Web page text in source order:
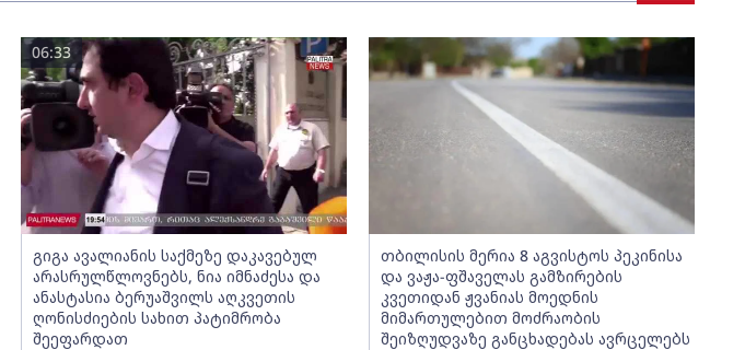
გიგა ავალიანის საქმეზე დაკავებულ
არასრულწლოვნებს, ნია იმნაძესა და
ანასტასია ბერუაშვილს აღკვეთის
ღონისძიების სახით პატიმრობა
შეეფარდათ
06:33
თბილისის მერია 8 აგვისტოს პეკინისა
და ვაჟა-ფშაველას გამზირების
კვეთიდან ჟვანიას მოედნის
მიმართულებით მოძრაობის
შეიზღუდვაზე განცხადებას ავრცელებს